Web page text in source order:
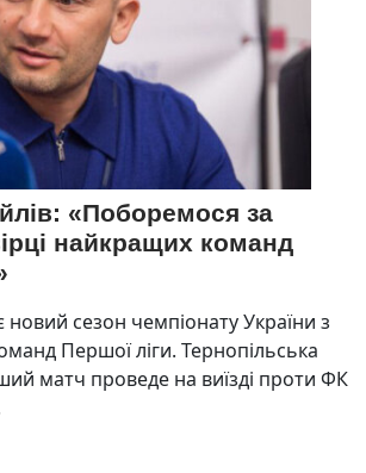
«Поборемося за
найкращих команд
новий сезон чемпіонату України з
Першої ліги. Тернопільська
матч проведе на виїзді проти ФК